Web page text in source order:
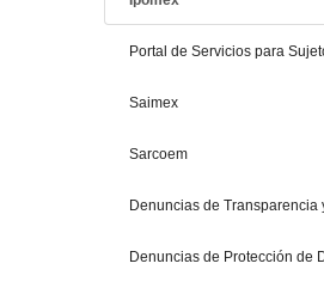
Portal de Servicios para
Saimex
Sarcoem
Denuncias de Transparencia
Denuncias de Protección de